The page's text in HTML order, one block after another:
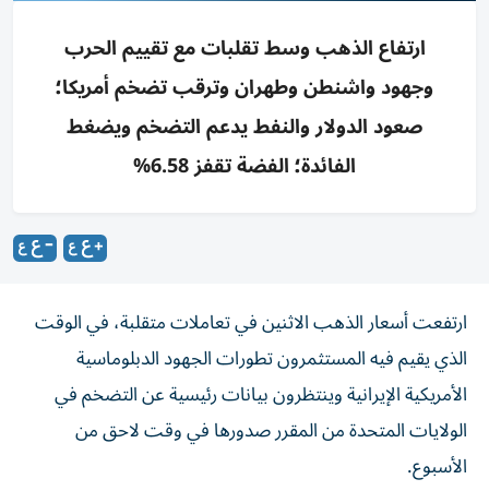
ارتفاع الذهب وسط تقلبات مع تقييم الحرب
وجهود واشنطن وطهران وترقب تضخم أمريكا؛
صعود الدولار والنفط يدعم التضخم ويضغط
الفائدة؛ الفضة تقفز 6.58%
ارتفعت أسعار الذهب الاثنين في تعاملات متقلبة، في الوقت
الذي يقيم فيه المستثمرون تطورات الجهود الدبلوماسية
الأمريكية الإيرانية ‌وينتظرون بيانات رئيسية عن التضخم في
الولايات المتحدة من المقرر صدورها ​في وقت لاحق من
الأسبوع.